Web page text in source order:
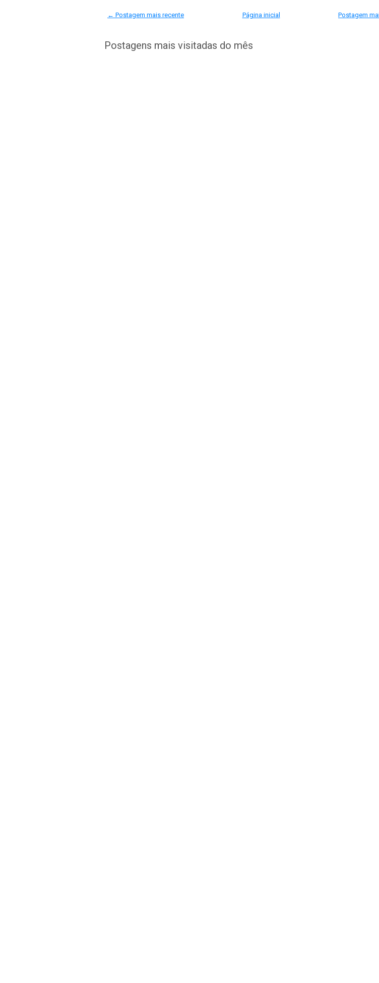
← Postagem mais recente Postagem
Página inicial
Postagens mais visitadas do mês